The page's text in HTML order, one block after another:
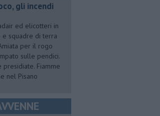
gli incendi
ed elicotteri in
e squadre di terra
per il rogo
sulle pendici.
presidiate. Fiamme
nel Pisano